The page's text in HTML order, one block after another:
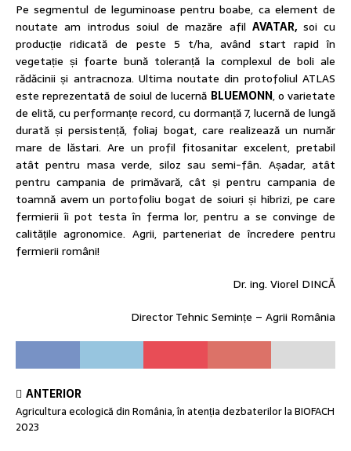
Pe segmentul de leguminoase pentru boabe, ca element de
noutate am introdus soiul de mazăre afilAVATAR, soi cu
producție ridicată de peste 5 t/ha, având start rapid în
vegetație și foarte bună toleranță la complexul de boli ale
rădăcinii și antracnoza. Ultima noutate din protofoliul ATLAS
este reprezentată de soiul de lucernă BLUEMONN, o varietate
de elită, cu performanțe record, cu dormanță 7, lucernă de lungă
durată și persistență, foliaj bogat, care realizează un număr
mare de lăstari. Are un profil fitosanitar excelent, pretabil
atât pentru masa verde, siloz sau semi-fân. Așadar, atât
pentru campania de primăvară, cât și pentru campania de
toamnă avem un portofoliu bogat de soiuri și hibrizi, pe care
fermierii îi pot testa în ferma lor, pentru a se convinge de
calitățile agronomice. Agrii, parteneriat de încredere pentru
fermierii români!
Dr. ing. Viorel DINCĂ
Director Tehnic Semințe – Agrii România
ANTERIOR
Agricultura ecologică din România, în atenția dezbaterilor la BIOFACH
2023